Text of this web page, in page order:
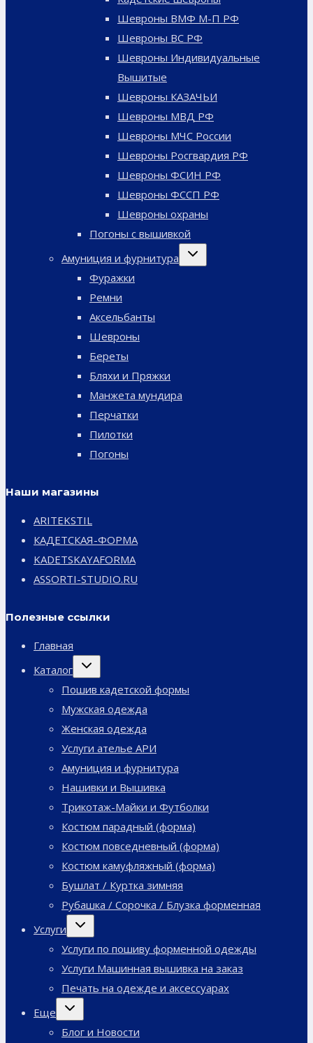
Шевроны ВМФ М-П РФ
Шевроны ВС РФ
Шевроны Индивидуальные
Вышитые
Шевроны КАЗАЧЬИ
Шевроны МВД РФ
Шевроны МЧС России
Шевроны Росгвардия РФ
Шевроны ФСИН РФ
Шевроны ФССП РФ
Шевроны охраны
Погоны с вышивкой
Амуниция и фурнитура
Переключить
Фуражки
Ремни
Аксельбанты
Шевроны
Береты
Бляхи и Пряжки
Манжета мундира
Перчатки
Пилотки
Погоны
Наши магазины
ARITEKSTIL
КАДЕТСКАЯ-ФОРМА
KADETSKAYAFORMA
ASSORTI-STUDIO.RU
Полезные ссылки
Главная
Каталог
Переключить
Пошив кадетской формы
Мужская одежда
Женская одежда
Услуги ателье АРИ
Амуниция и фурнитура
Нашивки и Вышивка
Трикотаж-Майки и Футболки
Костюм парадный (форма)
Костюм повседневный (форма)
Костюм камуфляжный (форма)
Бушлат / Куртка зимняя
Рубашка / Сорочка / Блузка форменная
Услуги
Переключить
Услуги по пошиву форменной одежды
Услуги Машинная вышивка на заказ
Печать на одежде и аксессуарах
Еще
Переключить
Блог и Новости